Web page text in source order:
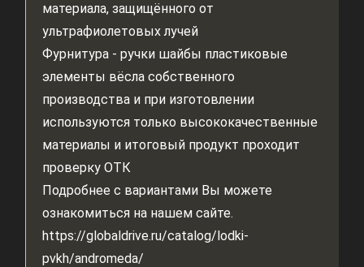
материала, защищённого от
ультрафиолетовых лучей
Фурнитура - ручки шайбы пластиковые
элементы вёсла собственного
производства и при изготовлении
используются только высококачественные
материалы и итоговый продукт проходит
проверку ОТК
Подробнее с вариантами Вы можете
ознакомиться на нашем сайте.
https://globaldrive.ru/catalog/lodki-
pvkh/andromeda/